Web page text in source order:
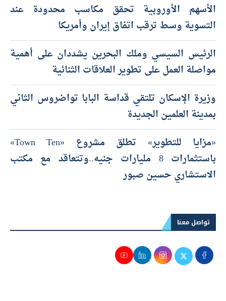
الأسهم الأوروبية تحقق مكاسب محدودة عند
التسوية وسط ترقب اتفاق إيران وأمريكا
الرئيس السيسي وملك البحرين يشددان على أهمية
مواصلة العمل على تطوير العلاقات الثنائية
وزيرة الإسكان تلتقي قداسة البابا تواضروس الثاني
بمدينة العلمين الجديدة
«مزايا للتطوير» تطلق مشروع «Town Ten»
باستثمارات 8 مليارات جنيه..وتتعاقد مع مكتب
الاستشاري حسين صبور
تواصل معنا